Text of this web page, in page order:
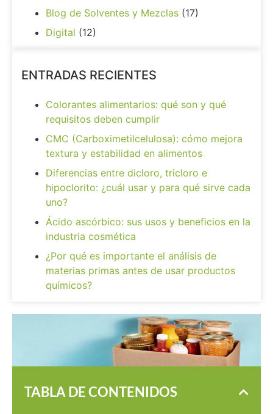
TABLA DE CONTENIDOS
Blog de Solventes y Mezclas (17)
Digital (12)
ENTRADAS RECIENTES
Colorantes alimentarios: qué son y qué
requisitos deben cumplir
CMC (Carboximetilcelulosa): cómo mejora
textura y estabilidad en alimentos
Diferencias entre dicloro, tricloro e
hipoclorito: ¿cuál usar y para qué sirve cada
uno?
Ácido ascórbico: sus usos y beneficios en la
industria cosmética
¿Por qué es importante el análisis de
materias primas antes de usar productos
químicos?